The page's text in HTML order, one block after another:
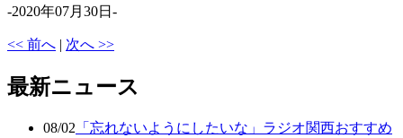
-2020年07月30日-
<< 前へ | 次へ >>
最新ニュース
08/02 「忘れないようにしたいな」ラジオ関西おすすめ